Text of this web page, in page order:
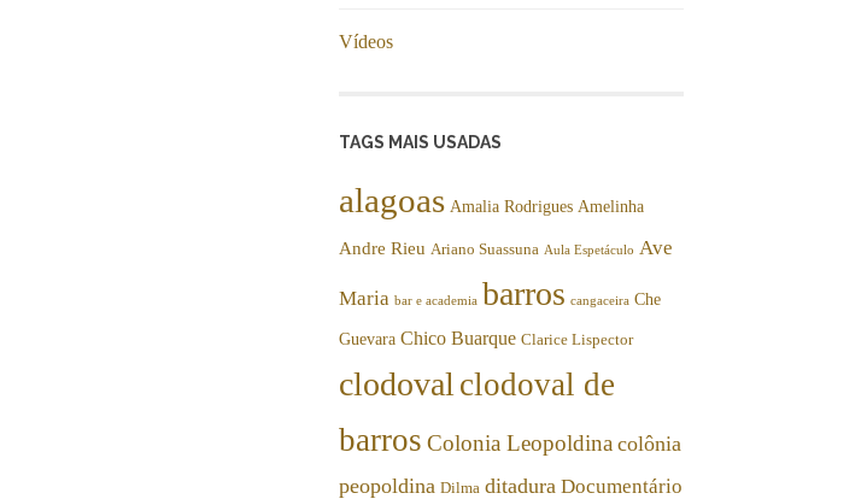
Vídeos
TAGS MAIS USADAS
alagoas Amalia Rodrigues Amelinha
Andre Rieu Ariano Suassuna Aula Espetáculo Ave
Maria bar e academia barros cangaceira Che
Guevara Chico Buarque Clarice Lispector
clodoval clodoval de
barros Colonia Leopoldina colônia
peopoldina Dilma ditadura Documentário